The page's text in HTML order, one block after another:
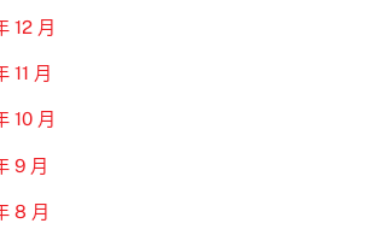
12 月
11 月
10 月
9 月
8 月